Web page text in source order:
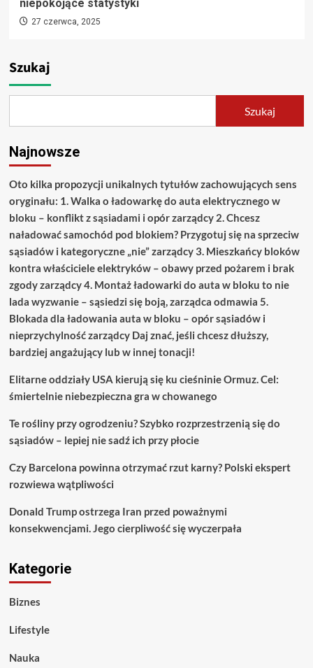
niepokojące statystyki
27 czerwca, 2025
Szukaj
Szukaj
Najnowsze
Oto kilka propozycji unikalnych tytułów zachowujących sens
oryginału: 1. Walka o ładowarkę do auta elektrycznego w
bloku – konflikt z sąsiadami i opór zarządcy 2. Chcesz
naładować samochód pod blokiem? Przygotuj się na sprzeciw
sąsiadów i kategoryczne „nie” zarządcy 3. Mieszkańcy bloków
kontra właściciele elektryków – obawy przed pożarem i brak
zgody zarządcy 4. Montaż ładowarki do auta w bloku to nie
lada wyzwanie – sąsiedzi się boją, zarządca odmawia 5.
Blokada dla ładowania auta w bloku – opór sąsiadów i
nieprzychylność zarządcy Daj znać, jeśli chcesz dłuższy,
bardziej angażujący lub w innej tonacji!
Elitarne oddziały USA kierują się ku cieśninie Ormuz. Cel:
śmiertelnie niebezpieczna gra w chowanego
Te rośliny przy ogrodzeniu? Szybko rozprzestrzenią się do
sąsiadów – lepiej nie sadź ich przy płocie
Czy Barcelona powinna otrzymać rzut karny? Polski ekspert
rozwiewa wątpliwości
Donald Trump ostrzega Iran przed poważnymi
konsekwencjami. Jego cierpliwość się wyczerpała
Kategorie
Biznes
Lifestyle
Nauka